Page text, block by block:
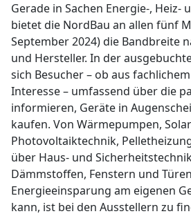
Gerade in Sachen Energie-, Heiz-
bietet die NordBau an allen fünf
September 2024) die Bandbreite
und Hersteller. In der
sich Besucher – ob aus
Interesse – umfassend über die
informieren, Geräte in
kaufen. Von Wärmepumpen,
Photovoltaiktechnik,
über Haus- und
Dämmstoffen, Fenstern und
Energieeinsparung am eigenen
kann, ist bei den Ausstellern zu